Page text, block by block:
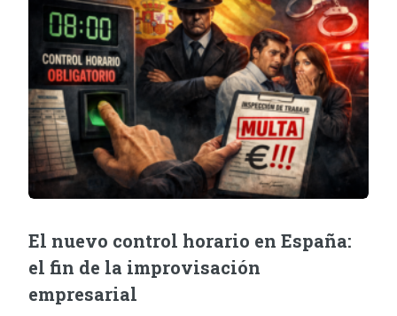
El nuevo control horario en España:
el fin de la improvisación
empresarial